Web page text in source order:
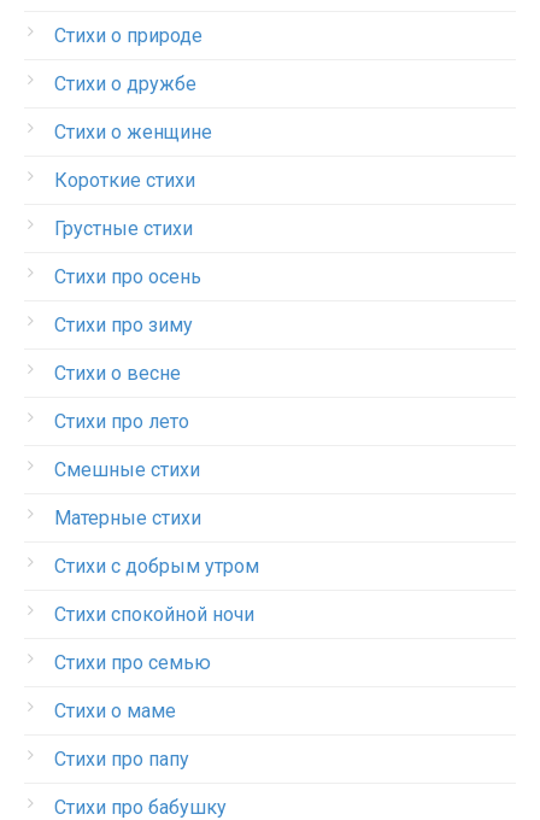
Стихи о природе
Стихи о дружбе
Стихи о женщине
Короткие стихи
Грустные стихи
Стихи про осень
Стихи про зиму
Стихи о весне
Стихи про лето
Смешные стихи
Матерные стихи
Стихи с добрым утром
Стихи спокойной ночи
Стихи про семью
Стихи о маме
Стихи про папу
Стихи про бабушку